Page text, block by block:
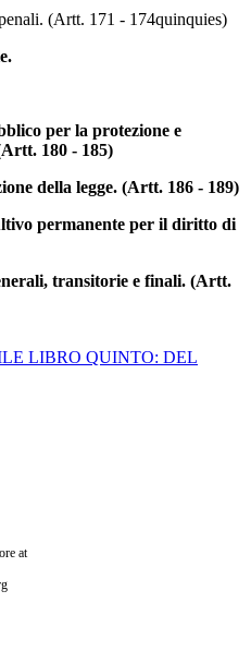
(Artt. 171 - 174quinquies)
per la protezione e
180 - 185)
della legge. (Artt. 186 - 189)
permanente per il diritto di
transitorie e finali. (Artt.
LIBRO QUINTO: DEL
at